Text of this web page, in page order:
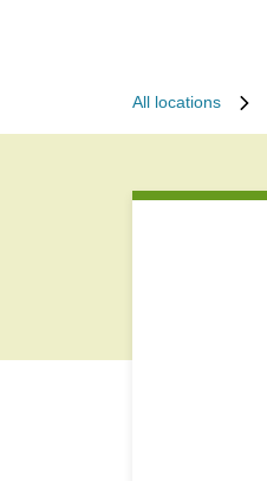
All locations